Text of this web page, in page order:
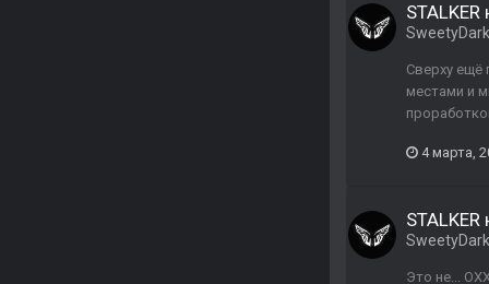
STALKER
Сверху ещё
местами и
4 марта,
STALKER
Это не...